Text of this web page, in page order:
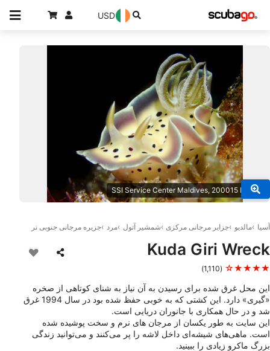
USD
© SSI Service Center Maldives, 200015 Male
آسیا مالدیو جزایر مرجانی مرکزی شمشیر آتول مرد جزیره مرجانی جنوبی نر
Kuda Giri Wreck
★★★★☆
(1,110)
این محل غرق شده برای رسیدن به آن نیاز به شنای کوتاهی از صخره
«گیری» دارد. این کشتی که به خوبی حفظ شده بود در سال 1994 غرق
شد و در حال همکاری با جانوران دریایی است.
این سایت به طور یکسان از مرجان های نرم و سخت پوشیده شده
است. ماهی‌های شیشه‌ای داخل لاشه را پر می‌کنند و می‌توانید زندگی
بزرگ ماکرو زیادی را ببینید.